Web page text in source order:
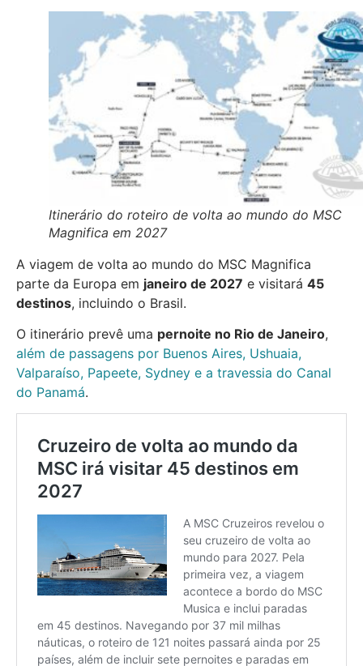
Itinerário do roteiro de volta ao mundo do MSC
Magnifica em 2027
A viagem de volta ao mundo do MSC Magnifica
parte da Europa em janeiro de 2027 e visitará 45
destinos, incluindo o Brasil.
O itinerário prevê uma pernoite no Rio de Janeiro,
além de passagens por Buenos Aires, Ushuaia,
Valparaíso, Papeete, Sydney e a travessia do Canal
do Panamá.